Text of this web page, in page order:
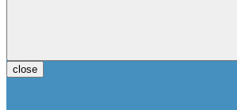
close